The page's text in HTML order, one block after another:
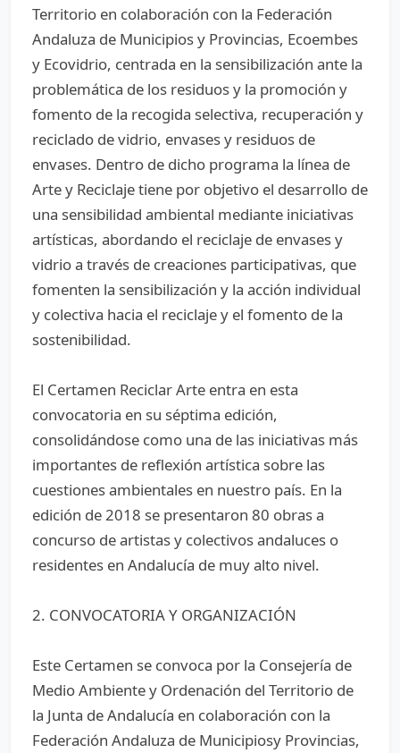
Territorio en colaboración con la Federación
Andaluza de Municipios y Provincias, Ecoembes
y Ecovidrio, centrada en la sensibilización ante la
problemática de los residuos y la promoción y
fomento de la recogida selectiva, recuperación y
reciclado de vidrio, envases y residuos de
envases. Dentro de dicho programa la línea de
Arte y Reciclaje tiene por objetivo el desarrollo de
una sensibilidad ambiental mediante iniciativas
artísticas, abordando el reciclaje de envases y
vidrio a través de creaciones participativas, que
fomenten la sensibilización y la acción individual
y colectiva hacia el reciclaje y el fomento de la
sostenibilidad.
El Certamen Reciclar Arte entra en esta
convocatoria en su séptima edición,
consolidándose como una de las iniciativas más
importantes de reflexión artística sobre las
cuestiones ambientales en nuestro país. En la
edición de 2018 se presentaron 80 obras a
concurso de artistas y colectivos andaluces o
residentes en Andalucía de muy alto nivel.
2. CONVOCATORIA Y ORGANIZACIÓN
Este Certamen se convoca por la Consejería de
Medio Ambiente y Ordenación del Territorio de
la Junta de Andalucía en colaboración con la
Federación Andaluza de Municipiosy Provincias,